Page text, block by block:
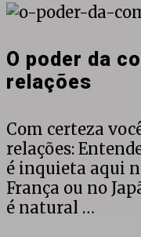
O
da
compaixão
nas
O poder da
relações
Com certeza
relações:
é inquieta aqui
França ou no
é natural …